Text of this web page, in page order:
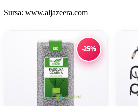
Sursa: www.aljazeera.com
-25%